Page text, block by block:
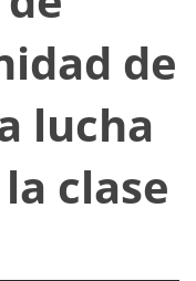
de
lucha
clase